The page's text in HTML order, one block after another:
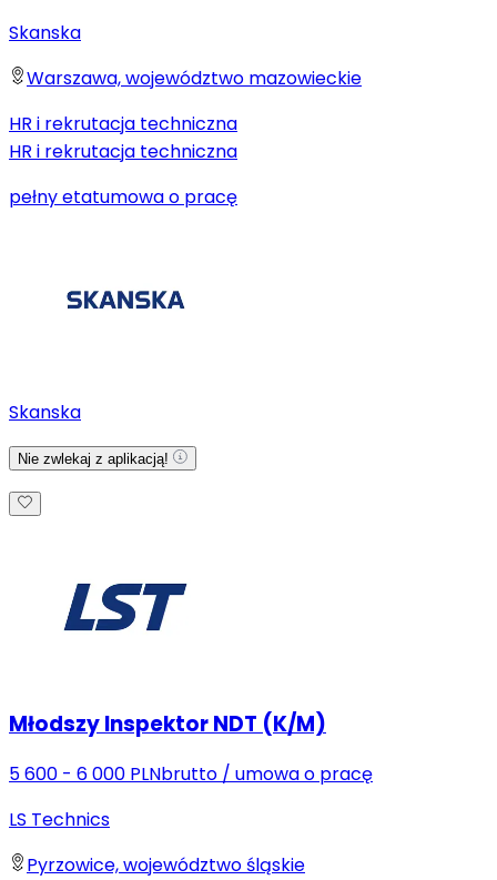
Skanska
Warszawa, województwo mazowieckie
HR i rekrutacja techniczna
HR i rekrutacja techniczna
pełny etatumowa o pracę
Skanska
Nie zwlekaj z aplikacją!
Młodszy Inspektor NDT (K/M)
5 600 - 6 000 PLNbrutto / umowa o pracę
LS Technics
Pyrzowice, województwo śląskie